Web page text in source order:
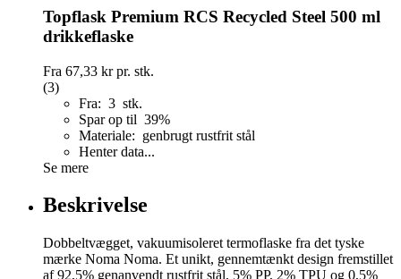
Topflask Premium RCS Recycled Steel 500 ml
drikkeflaske
Fra 67,33 krpr. stk.
(3)
Fra: 3 stk.
Spar op til 39%
Materiale: genbrugt rustfrit stål
Henter data...
Se mere
Beskrivelse
Dobbeltvægget, vakuumisoleret termoflaske fra det tyske
mærke Noma Noma. Et unikt, gennemtænkt design fremstillet
af 92,5% genanvendt rustfrit stål, 5% PP, 2% TPU og 0,5%